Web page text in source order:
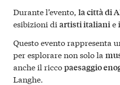
Durante l’evento, la città di
esibizioni di artisti italianie
Questo evento rappresenta
per esplorare non solo la
anche il riccopaesaggio
Langhe.